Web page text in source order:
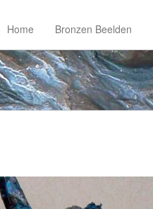
Home Bronzen Beelden